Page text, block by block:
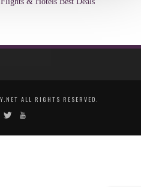
ALL RIGHTS RESERVED.